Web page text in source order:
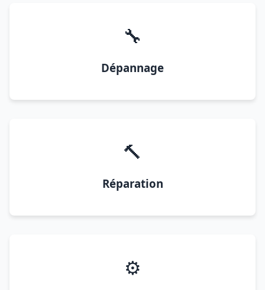
🔧
Dépannage
🔨
Réparation
⚙️